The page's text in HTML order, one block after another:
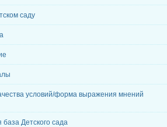
саду
условий/форма выражения мнений
Детского сада